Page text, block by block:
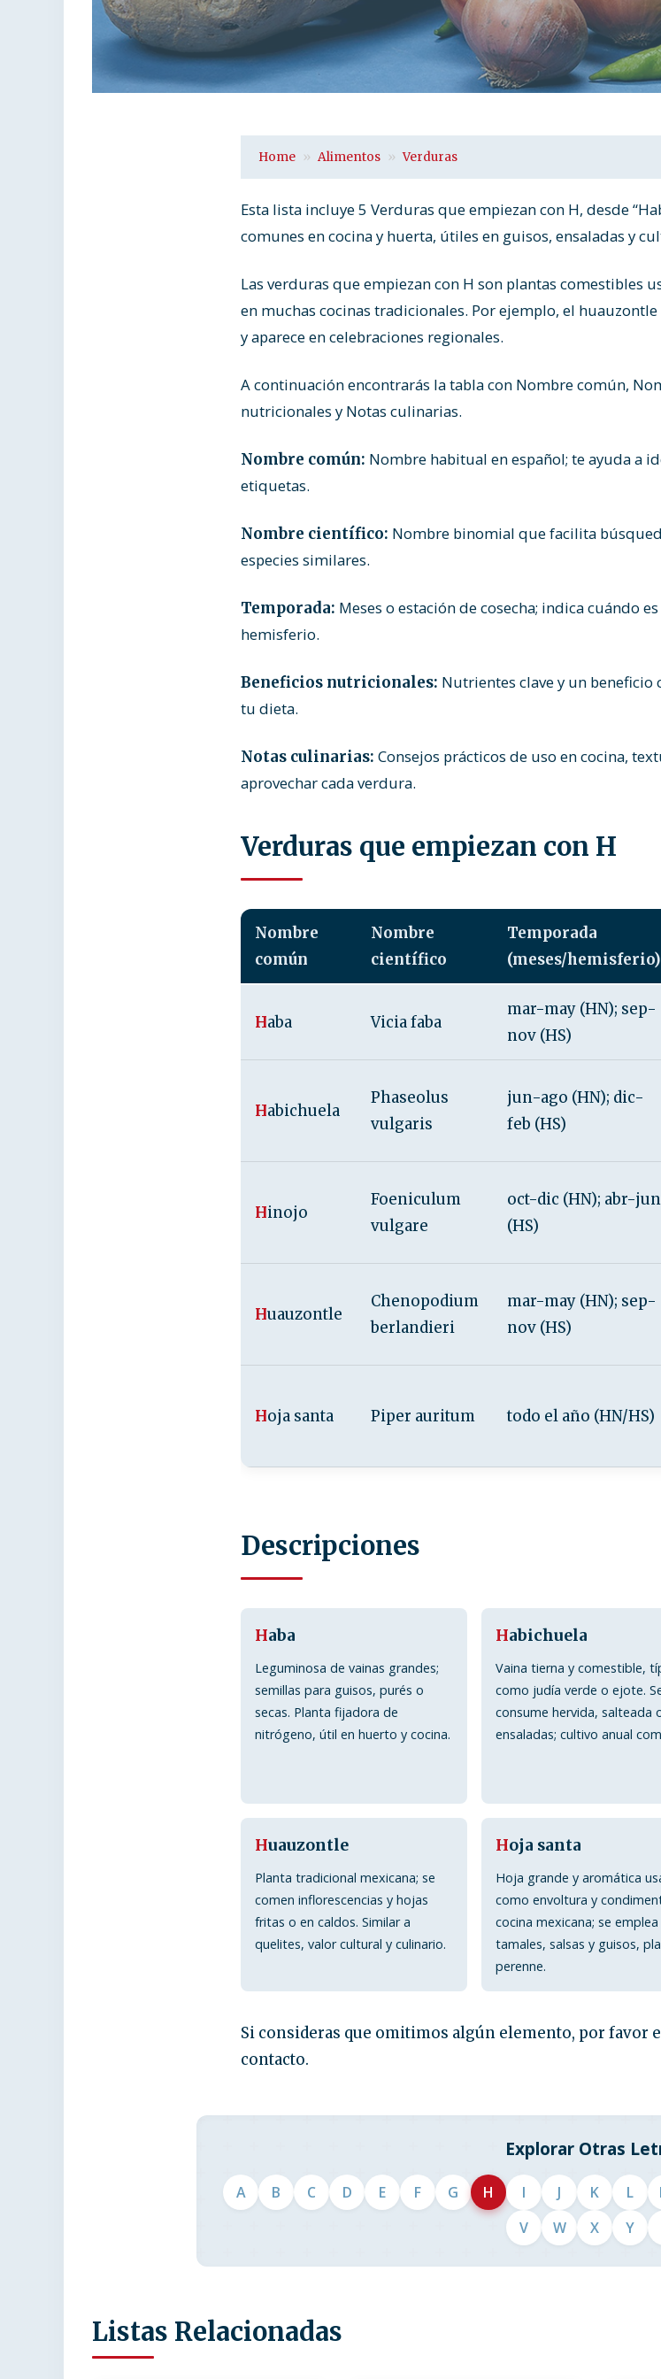
Home Alimentos Verduras
Esta lista incluye 5 Verduras que empiezan con H, desde
comunes en cocina y huerta, útiles en guisos, ensaladas y
Las verduras que empiezan con H son plantas comestibles
en muchas cocinas tradicionales. Por ejemplo, el
y aparece en celebraciones regionales.
A continuación encontrarás la tabla con Nombre común,
nutricionales y Notas culinarias.
Nombre común: Nombre habitual en español; te ayuda a
etiquetas.
Nombre científico: Nombre binomial que facilita
especies similares.
Temporada: Meses o estación de cosecha; indica cuándo
hemisferio.
Beneficios nutricionales: Nutrientes clave y un
tu dieta.
Notas culinarias: Consejos prácticos de uso en cocina,
aprovechar cada verdura.
Verduras que empiezan con H
Nombre
común
Nombre
científico
Temporada
(meses/hemisferio)
Haba Vicia faba
mar-may (HN); sep-
nov (HS)
Habichuela
Phaseolus
vulgaris
jun-ago (HN); dic-
feb (HS)
Hinojo
Foeniculum
vulgare
oct-dic (HN); abr-jun
(HS)
Huauzontle
Chenopodium
berlandieri
mar-may (HN); sep-
nov (HS)
Hoja santa Piper auritum todo el año (HN/HS)
Descripciones
Haba
Leguminosa de vainas grandes;
semillas para guisos, purés o
secas. Planta fijadora de
nitrógeno, útil en huerto y cocina.
Habichuela
Vaina tierna y comestible,
como judía verde o ejote.
consume hervida, salteada
ensaladas; cultivo anual
Huauzontle
Planta tradicional mexicana; se
comen inflorescencias y hojas
fritas o en caldos. Similar a
quelites, valor cultural y culinario.
Hoja santa
Hoja grande y aromática
como envoltura y
cocina mexicana; se emplea
tamales, salsas y guisos,
perenne.
Si consideras que omitimos algún elemento, por
contacto.
Explorar Otras
A B C D E F G H I J K L
V
W X Y
Listas Relacionadas